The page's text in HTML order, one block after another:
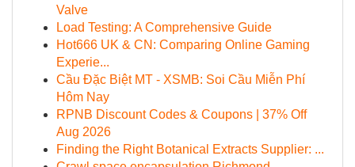
Valve
Load Testing: A Comprehensive Guide
Hot666 UK & CN: Comparing Online Gaming
Experie...
Cầu Đặc Biệt MT - XSMB: Soi Cầu Miễn Phí
Hôm Nay
RPNB Discount Codes & Coupons | 37% Off
Aug 2026
Finding the Right Botanical Extracts Supplier: ...